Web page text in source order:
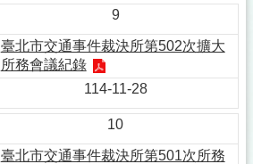
9
臺北市交通事件裁決所第502次擴大
所務會議紀錄
114-11-28
10
臺北市交通事件裁決所第501次所務